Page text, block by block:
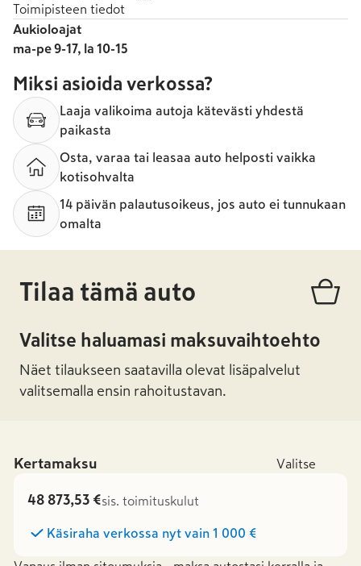
Toimipisteen tiedot
Aukioloajat
ma-pe 9-17, la 10-15
Miksi asioida verkossa?
Laaja valikoima autoja kätevästi yhdestä
paikasta
Osta, varaa tai leasaa auto helposti vaikka
kotisohvalta
14 päivän palautusoikeus, jos auto ei tunnukaan
omalta
Tilaa tämä auto
Valitse haluamasi maksuvaihtoehto
Näet tilaukseen saatavilla olevat lisäpalvelut
valitsemalla ensin rahoitustavan.
Kertamaksu Valitse
48 873,53 €sis. toimituskulut
Käsiraha verkossa nyt vain 1 000 €